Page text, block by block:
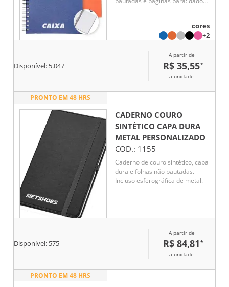
cores
+2
Disponível: 5.047
A partir de
R$ 35,55*
a unidade
PRONTO EM 48 HRS
CADERNO COURO
SINTÉTICO CAPA DURA
METAL PERSONALIZADO
COD.: 1155
Caderno de couro sintético, capa
dura e folhas não pautadas.
Incluso esferográfica de metal.
Disponível: 575
A partir de
R$ 84,81 *
a unidade
PRONTO EM 48 HRS